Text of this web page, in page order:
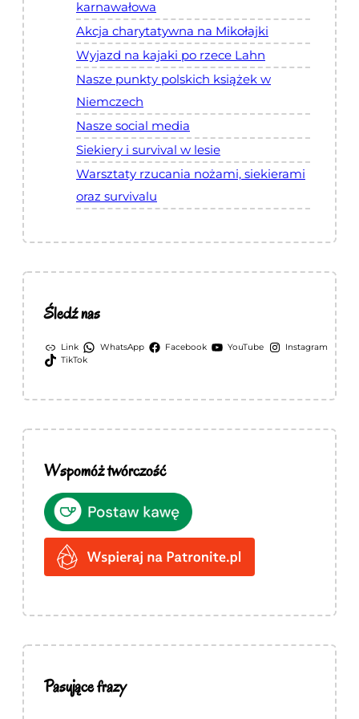
karnawałowa
Akcja charytatywna na Mikołajki
Wyjazd na kajaki po rzece Lahn
Nasze punkty polskich książek w
Niemczech
Nasze social media
Siekiery i survival w lesie
Warsztaty rzucania nożami, siekierami
oraz survivalu
Śledź nas
Link WhatsApp Facebook YouTube
Instagram
TikTok
Wspomóż twórczość
Pasujące frazy